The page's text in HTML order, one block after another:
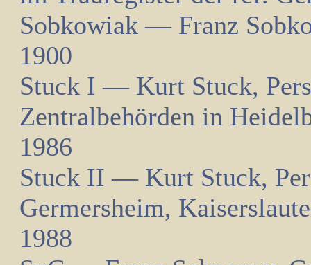
Sobkowiak — Franz
1900
Stuck I — Kurt Stuck,
Zentralbehörden in
1986
Stuck II — Kurt Stuck,
Germersheim,
1988